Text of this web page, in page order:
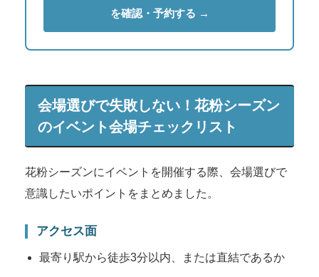
を確認・予約する →
会場選びで失敗しない！花粉シーズン
のイベント会場チェックリスト
花粉シーズンにイベントを開催する際、会場選びで
意識したいポイントをまとめました。
アクセス面
最寄り駅から徒歩3分以内、または直結であるか